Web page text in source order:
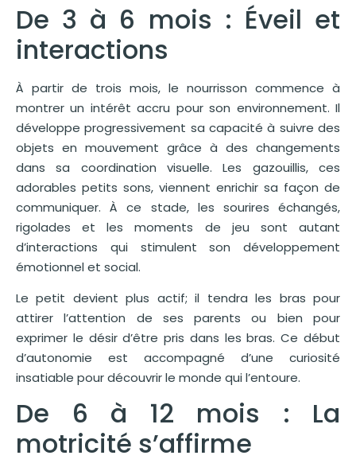
De 3 à 6 mois : Éveil et
interactions
À partir de trois mois, le nourrisson commence à
montrer un intérêt accru pour son environnement. Il
développe progressivement sa capacité à suivre des
objets en mouvement grâce à des changements
dans sa coordination visuelle. Les gazouillis, ces
adorables petits sons, viennent enrichir sa façon de
communiquer. À ce stade, les sourires échangés,
rigolades et les moments de jeu sont autant
d’interactions qui stimulent son développement
émotionnel et social.
Le petit devient plus actif; il tendra les bras pour
attirer l’attention de ses parents ou bien pour
exprimer le désir d’être pris dans les bras. Ce début
d’autonomie est accompagné d’une curiosité
insatiable pour découvrir le monde qui l’entoure.
De 6 à 12 mois : La
motricité s’affirme